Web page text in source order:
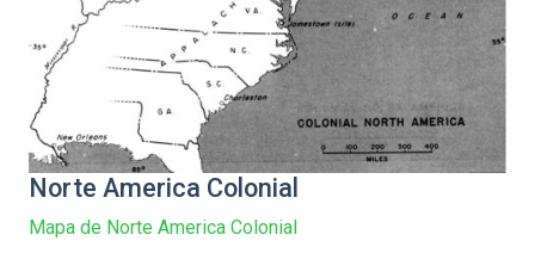
Norte America Colonial
Mapa de Norte America Colonial